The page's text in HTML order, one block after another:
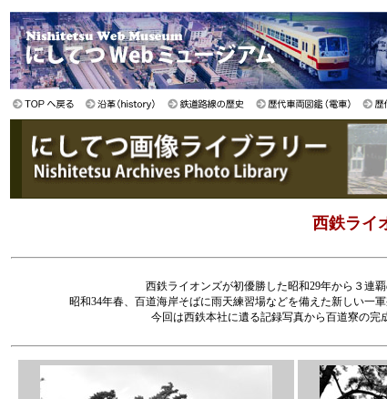
西鉄ライ
西鉄ライオンズが初優勝した昭和29年から３連
昭和34年春、百道海岸そばに雨天練習場などを備えた新しい一
今回は西鉄本社に遺る記録写真から百道寮の完